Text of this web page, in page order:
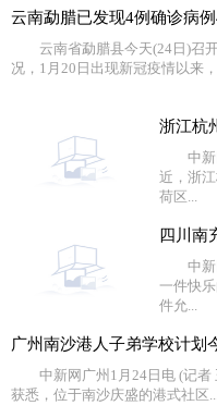
云南勐腊已发现4例确诊病
云南省勐腊县今天(24日)召开
况，1月20日出现新冠疫情以来
中新网
近，浙
荷区...
中新网成
一件快
件允...
广州南沙港人子弟学校计划
中新网广州1月24日电 (记者
获悉，位于南沙庆盛的港式社区...